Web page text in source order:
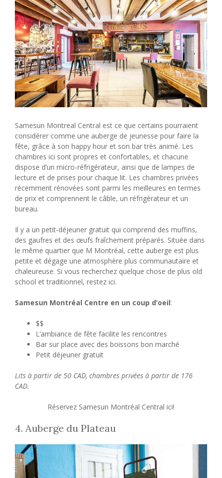
Samesun Montreal Central est ce que certains pourraient
considérer comme une auberge de jeunesse pour faire la
fête, grâce à son happy hour et son bar très animé. Les
chambres ici sont propres et confortables, et chacune
dispose d’un micro-réfrigérateur, ainsi que de lampes de
lecture et de prises pour chaque lit. Les chambres privées
récemment rénovées sont parmi les meilleures en termes
de prix et comprennent le câble, un réfrigérateur et un
bureau.
Il y a un petit-déjeuner gratuit qui comprend des muffins,
des gaufres et des œufs fraîchement préparés. Située dans
le même quartier que M Montréal, cette auberge est plus
petite et dégage une atmosphère plus communautaire et
chaleureuse. Si vous recherchez quelque chose de plus old
school et traditionnel, restez ici.
Samesun Montréal Centre en un coup d’oeil:
$$
L’ambiance de fête facilite les rencontres
Bar sur place avec des boissons bon marché
Petit déjeuner gratuit
Lits à partir de 50 CAD, chambres privées à partir de 176
CAD.
Réservez Samesun Montréal Central ici!
4. Auberge du Plateau